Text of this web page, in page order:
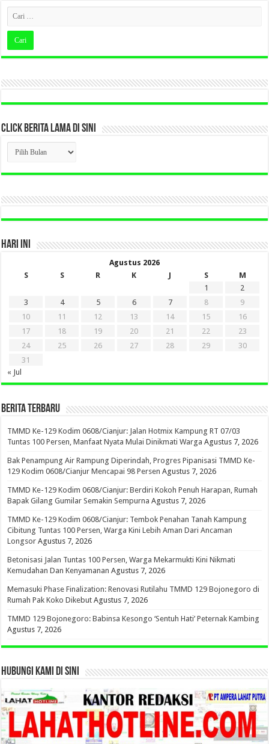
CLICK BERITA LAMA DI SINI
CLICK
BERITA
LAMA
DI
HARI INI
Agustus 2026
S
S R K J S
M
1
2
3
4 5 6 7 8
9
10
11 12 13 14 15
16
17
18 19 20 21 22
23
24
25 26 27 28 29
30
31
« Jul
BERITA TERBARU
TMMD Ke-129 Kodim 0608/Cianjur: Jalan Hotmix Kampung RT 07/03
Tuntas 100 Persen, Manfaat Nyata Mulai Dinikmati Warga Agustus 7, 2026
Bak Penampung Air Rampung Diperindah, Progres Pipanisasi TMMD Ke-
129 Kodim 0608/Cianjur Mencapai 98 Persen Agustus 7, 2026
TMMD Ke-129 Kodim 0608/Cianjur: Berdiri Kokoh Penuh Harapan, Rumah
Bapak Gilang Gumilar Semakin Sempurna Agustus 7, 2026
TMMD Ke-129 Kodim 0608/Cianjur: Tembok Penahan Tanah Kampung
Cibitung Tuntas 100 Persen, Warga Kini Lebih Aman Dari Ancaman
Longsor Agustus 7, 2026
Betonisasi Jalan Tuntas 100 Persen, Warga Mekarmukti Kini Nikmati
Kemudahan Dan Kenyamanan Agustus 7, 2026
Memasuki Phase Finalization: Renovasi Rutilahu TMMD 129 Bojonegoro di
Rumah Pak Koko Dikebut Agustus 7, 2026
TMMD 129 Bojonegoro: Babinsa Kesongo ‘Sentuh Hati’ Peternak Kambing
Agustus 7, 2026
HUBUNGI KAMI DI SINI